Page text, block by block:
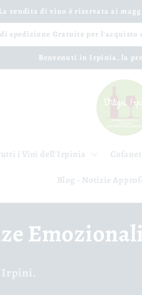
vendita di vino è riservata ai
spedizione Gratuite per
Benvenuti in Irpinia, la
i Vini dell'Irpinia
Blog - Notizie
Irpini.